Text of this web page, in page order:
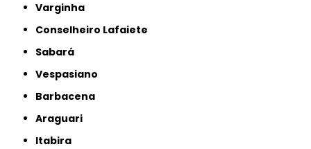
Varginha
Conselheiro Lafaiete
Sabará
Vespasiano
Barbacena
Araguari
Itabira